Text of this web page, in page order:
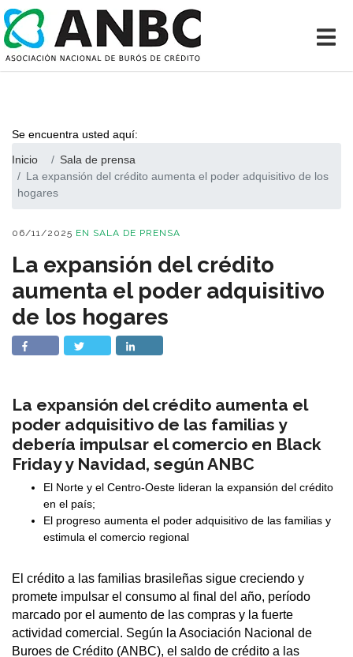
Se encuentra usted aquí:
Inicio
Sala de prensa
La expansión del crédito aumenta el poder adquisitivo de los
hogares
06/11/2025 EN SALA DE PRENSA
La expansión del crédito
aumenta el poder adquisitivo
de los hogares
La expansión del crédito aumenta el
poder adquisitivo de las familias y
debería impulsar el comercio en Black
Friday y Navidad, según ANBC
El Norte y el Centro-Oeste lideran la expansión del crédito
en el país;
El progreso aumenta el poder adquisitivo de las familias y
estimula el comercio regional
El crédito a las familias brasileñas sigue creciendo y
promete impulsar el consumo al final del año, período
marcado por el aumento de las compras y la fuerte
actividad comercial. Según la Asociación Nacional de
Buroes de Crédito (ANBC), el saldo de crédito a las